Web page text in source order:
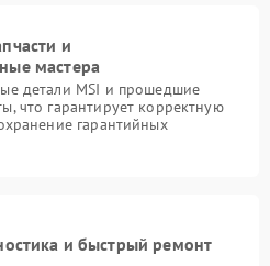
и
мастера
детали MSI и прошедшие
что гарантирует корректную
гарантийных
и быстрый ремонт